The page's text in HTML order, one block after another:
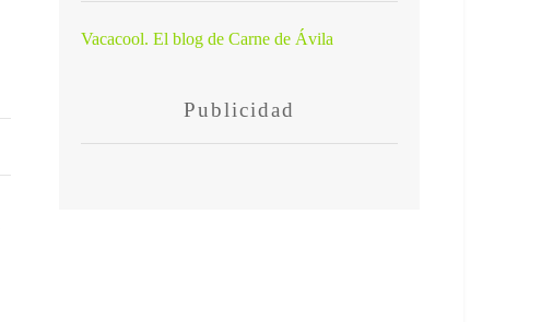
Vacacool. El blog de Carne de Ávila
Publicidad